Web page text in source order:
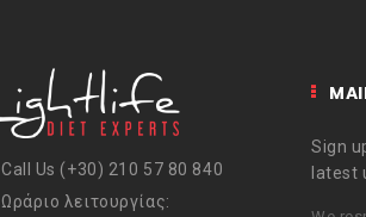
Call Us (+30) 210 57 80 840
Ωράριο λειτουργίας:
Sign
latest